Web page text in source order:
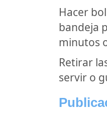
Hacer
bandeja
minutos
Retirar
servir o